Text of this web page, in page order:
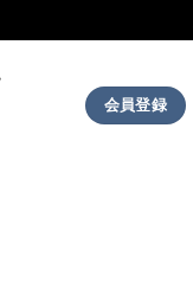
会員登録